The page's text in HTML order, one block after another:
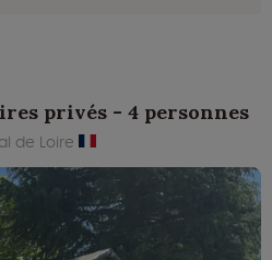
privés - 4 personnes
de Loire